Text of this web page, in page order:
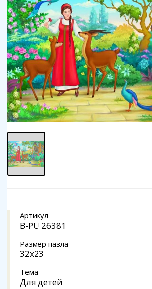
Артикул
B-PU 26381
Размер пазла
32x23
Тема
Для детей